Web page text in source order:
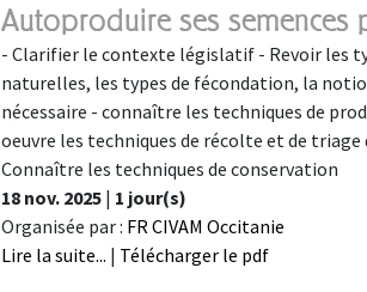
Autoproduire ses semences
- Clarifier le contexte législatif - Revoir les
naturelles, les types de fécondation, la
nécessaire - connaître les techniques de
oeuvre les techniques de récolte et de
Connaître les techniques de conservation
18 nov. 2025 | 1 jour(s)
Organisée par : FR CIVAM Occitanie
Lire la suite... | Télécharger le pdf